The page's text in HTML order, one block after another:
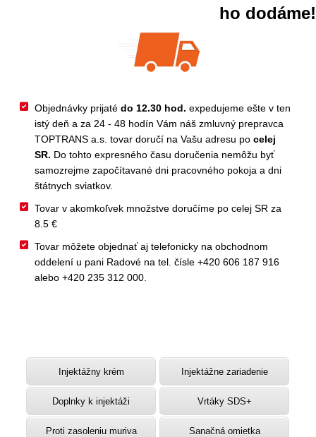
ho dodáme!
Objednávky prijatédo 12.30 hod. expedujeme ešte v ten
istý deň a za 24 - 48 hodín Vám náš zmluvný prepravca
TOPTRANS a.s. tovar doručí na Vašu adresu pocelej
SR. Do tohto expresného času doručenia nemôžu byť
samozrejme započítavané dni pracovného pokoja a dni
štátnych sviatkov.
Tovar v akomkoľvek množstve doručíme po celej SR za
8.5 €
Tovar môžete objednať aj telefonicky na obchodnom
oddelení u pani Radové na tel. čísle +420 606 187 916
alebo +420 235 312 000.
Injektážny krém Injektážne zariadenie
Doplnky k injektáži Vrtáky SDS+
Proti zasoleniu muriva Sanačná omietka